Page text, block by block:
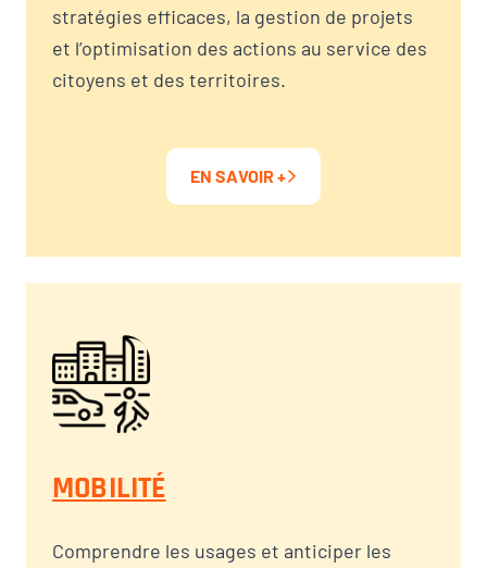
stratégies efficaces, la gestion de projets
et l’optimisation des actions au service des
citoyens et des territoires.
EN SAVOIR +
MOBILITÉ
Comprendre les usages et anticiper les